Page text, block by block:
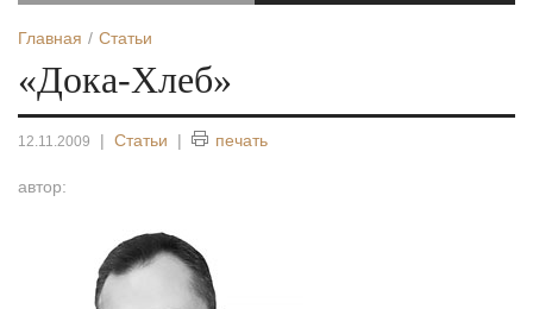
Главная Статьи
«Дока-Хлеб»
12.11.2009 | Статьи | печать
автор: